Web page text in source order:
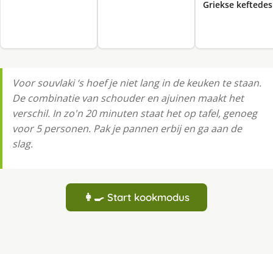
Griekse keftedes
Voor souvlaki ‘s hoef je niet lang in de keuken te staan.
De combinatie van schouder en ajuinen maakt het
verschil. In zo'n 20 minuten staat het op tafel, genoeg
voor 5 personen. Pak je pannen erbij en ga aan de
slag.
👩‍🍳 Start kookmodus